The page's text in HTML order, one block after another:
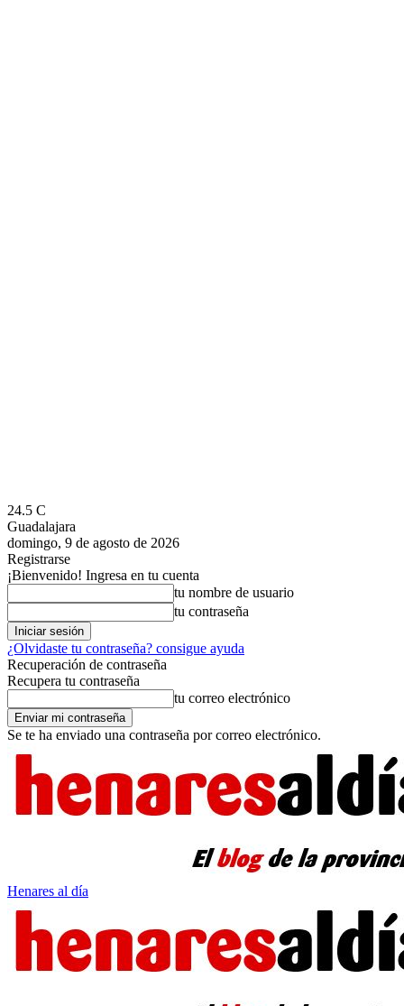
24.5 C
Guadalajara
domingo, 9 de agosto de 2026
Registrarse
¡Bienvenido! Ingresa en tu cuenta
tu nombre de usuario
tu contraseña
¿Olvidaste tu contraseña? consigue ayuda
Recuperación de contraseña
Recupera tu contraseña
tu correo electrónico
Se te ha enviado una contraseña por correo electrónico.
Henares al día